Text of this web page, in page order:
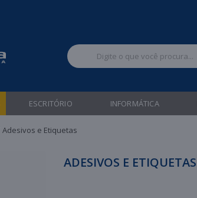
ESCRITÓRIO INFORMÁTICA
Adesivos e Etiquetas
ADESIVOS E ETIQUETAS